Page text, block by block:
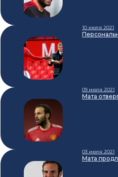
10 июля 2021
09 июля 2021
Мата
03 июля 2021
Мата